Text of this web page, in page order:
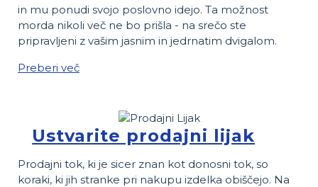
in mu ponudi svojo poslovno idejo. Ta možnost
morda nikoli več ne bo prišla - na srečo ste
pripravljeni z vašim jasnim in jedrnatim dvigalom.
Preberi več
Ustvarite prodajni lijak
Prodajni tok, ki je sicer znan kot donosni tok, so
koraki, ki jih stranke pri nakupu izdelka obiščejo. Na